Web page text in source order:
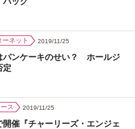
ーネット 2019/11/25
パンケーキのせい？ ホールジ
定
ス 2019/11/25
開催『チャーリーズ・エンジェ